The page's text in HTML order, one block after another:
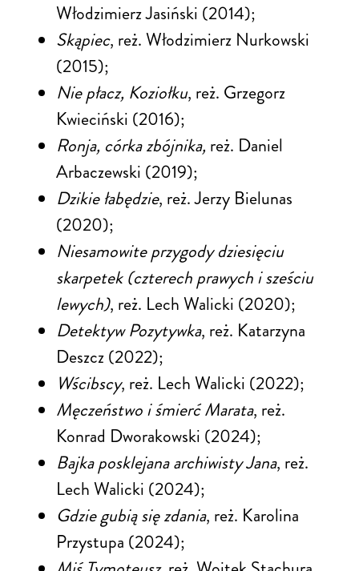
Włodzimierz Jasiński (2014);
Skąpiec, reż. Włodzimierz Nurkowski
(2015);
Nie płacz, Koziołku, reż. Grzegorz
Kwieciński (2016);
Ronja, córka zbójnika, reż. Daniel
Arbaczewski (2019);
Dzikie łabędzie, reż. Jerzy Bielunas
(2020);
Niesamowite przygody dziesięciu
skarpetek (czterech prawych i sześciu
lewych), reż. Lech Walicki (2020);
Detektyw Pozytywka, reż. Katarzyna
Deszcz (2022);
Wścibscy, reż. Lech Walicki (2022);
Męczeństwo i śmierć Marata, reż.
Konrad Dworakowski (2024);
Bajka posklejana archiwisty Jana, reż.
Lech Walicki (2024);
Gdzie gubią się zdania, reż. Karolina
Przystupa (2024);